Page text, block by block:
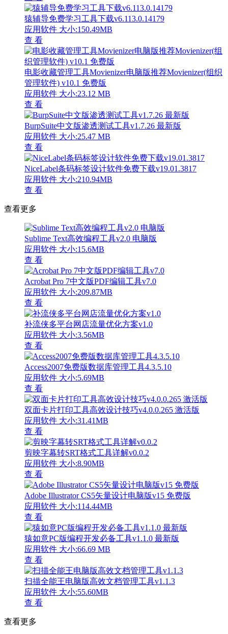
猿辅导免费学习工具下载v6.113.0.14179
应用软件 大小:150.49MB
查 看
电影收藏管理工具Movienizer电脑版推荐Movienizer(组织
管理软件) v10.1 免费版
应用软件 大小:23.12 MB
查 看
BurpSuite中文版渗透测试工具v1.7.26 最新版
应用软件 大小:25.47 MB
查 看
NiceLabel条码标签设计软件免费下载v19.01.3817
应用软件 大小:210.94MB
查 看
查看更多
Sublime Text高效编程工具v2.0 电脑版
应用软件 大小:15.6MB
查 看
Acrobat Pro 7中文版PDF编辑工具v7.0
应用软件 大小:209.87MB
查 看
补流侠多平台网店流量优化方案v1.0
应用软件 大小:3.56MB
查 看
Access2007免费版数据库管理工具4.3.5.10
应用软件 大小:5.69MB
查 看
双面卡片打印工具高效设计技巧v4.0.0.265 激活版
应用软件 大小:31.41MB
查 看
剪映字幕转SRT格式工具详解v0.0.2
应用软件 大小:8.90MB
查 看
Adobe Illustrator CS5矢量设计电脑版v15 免费版
应用软件 大小:114.44MB
查 看
猿如意PC版编程开发必备工具v1.1.0 最新版
应用软件 大小:66.69 MB
查 看
扫描全能王电脑版高效文档管理工具v1.1.3
应用软件 大小:55.60MB
查 看
查看更多